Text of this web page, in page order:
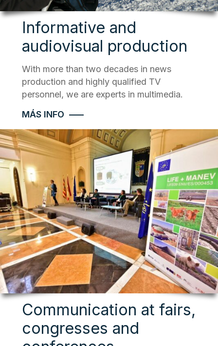
Informative and
audiovisual production
With more than two decades in news
production and highly qualified TV
personnel, we are experts in multimedia.
MÁS INFO
Communication at fairs,
congresses and